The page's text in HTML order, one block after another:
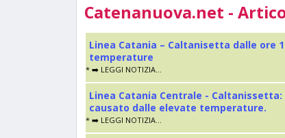
Catenanuova.net -
Linea Catania – Caltanisetta dalle ore
temperature
* ➡️ LEGGI NOTIZIA...
Linea Catania Centrale -
causato dalle elevate temperature.
* ➡️ LEGGI NOTIZIA...